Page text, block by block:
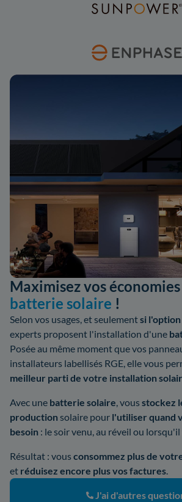
Maximisez vos
batterie solaire !
Selon vos usages, et seulementsi
experts proposent l'installation d'une
Posée au même moment que vos
installateurs labellisés RGE, elle vous
meilleur parti de votre installation
Avec une batterie solaire, vous stockez
production solaire pour l'utiliser quand
besoin : le soir venu, au réveil ou
Résultat : vous consommez plus de
et réduisez encore plus vos factures.
J'ai d'autres